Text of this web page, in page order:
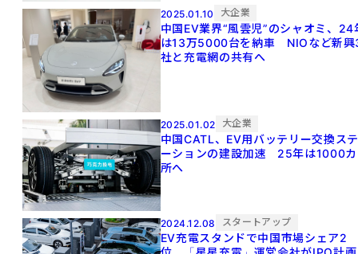
2025.01.10 大企業
中国EV業界“風雲児”のシャオミ、24
は13万5000台を納車 NIOなど新興
社と充電網の共有へ
2025.01.02 大企業
中国CATL、EV用バッテリー交換ステ
ーションの建設加速 25年は1000カ
所へ
2024.12.08 スタートアップ
EV充電スタンドで中国市場シェア2